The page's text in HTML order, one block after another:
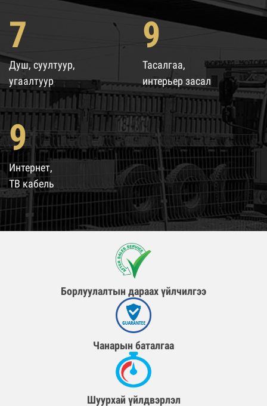
7
Душ, суултуур,
угаалтуур
9
Тасалгаа,
интерьер засал
9
Интернет,
ТВ кабель
Борлуулалтын дараах үйлчилгээ
Чанарын баталгаа
Шуурхай үйлдвэрлэл